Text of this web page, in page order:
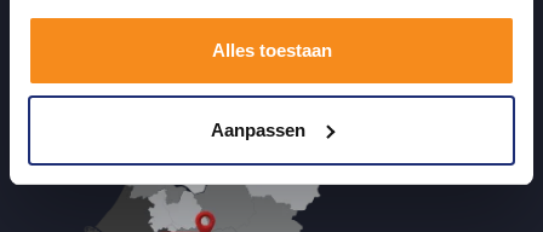
Alles toestaan
Aanpassen